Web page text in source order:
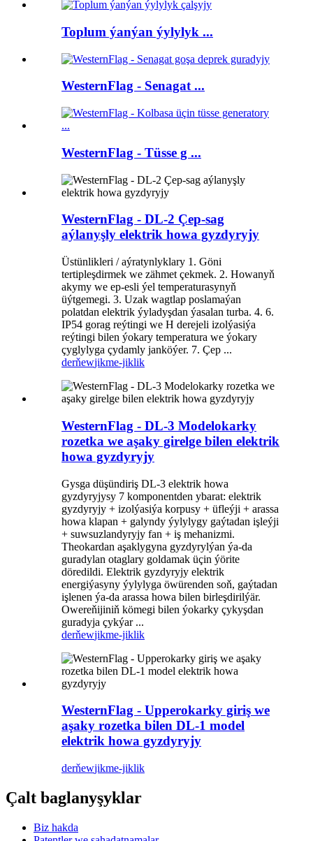
Toplum ýanýan ýylylyk ...
WesternFlag - Senagat ...
WesternFlag - Tüsse g ...
WesternFlag - DL-2 Çep-sag
aýlanyşly elektrik howa gyzdyryjy
Üstünlikleri / aýratynlyklary 1. Göni
tertipleşdirmek we zähmet çekmek. 2. Howanyň
akymy we ep-esli ýel temperaturasynyň
üýtgemegi. 3. Uzak wagtlap poslamaýan
polatdan elektrik ýyladyşdan ýasalan turba. 4. 6.
IP54 gorag reýtingi we H derejeli izolýasiýa
reýtingi bilen ýokary temperatura we ýokary
çyglylyga çydamly janköýer. 7. Çep ...
derňewjikme-jiklik
WesternFlag - DL-3 Modelokarky
rozetka we aşaky girelge bilen elektrik
howa gyzdyryjy
Gysga düşündiriş DL-3 elektrik howa
gyzdyryjysy 7 komponentden ybarat: elektrik
gyzdyryjy + izolýasiýa korpusy + üfleýji + arassa
howa klapan + galyndy ýylylygy gaýtadan işleýji
+ suwsuzlandyryjy fan + iş mehanizmi.
Theokardan aşaklygyna gyzdyrylýan ýa-da
guradylan otaglary goldamak üçin ýörite
döredildi. Elektrik gyzdyryjy elektrik
energiýasyny ýylylyga öwürenden soň, gaýtadan
işlenen ýa-da arassa howa bilen birleşdirilýär.
Owereňijiniň kömegi bilen ýokarky çykyşdan
guradyja çykýar ...
derňewjikme-jiklik
WesternFlag - Upperokarky giriş we
aşaky rozetka bilen DL-1 model
elektrik howa gyzdyryjy
derňewjikme-jiklik
Çalt baglanyşyklar
Biz hakda